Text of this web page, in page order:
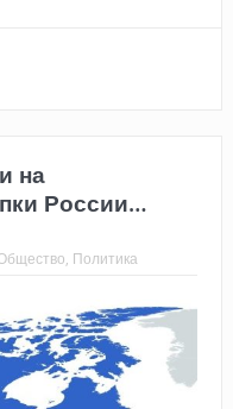
на
России…
Политика